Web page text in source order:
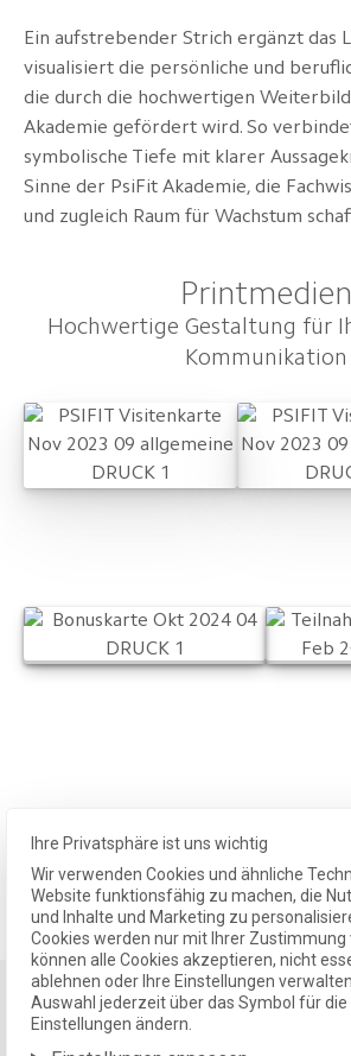
Ihre Privatsphäre ist uns wichtig
Wir verwenden Cookies und ähnliche
Website funktionsfähig zu machen, die
und Inhalte und Marketing zu
Cookies werden nur mit Ihrer Zustimmung
können alle Cookies akzeptieren, nicht
ablehnen oder Ihre Einstellungen
Auswahl jederzeit über das Symbol für die
Einstellungen ändern.
Ein aufstrebender Strich ergänzt das
visualisiert die persönliche und
die durch die hochwertigen
Akademie gefördert wird. So
symbolische Tiefe mit klarer
Sinne der PsiFit Akademie, die
und zugleich Raum für Wachstum
Printmedien
Hochwertige Gestaltung für
Kommunikation
Alle Projekte zeigen
Klarheit und Substanz für